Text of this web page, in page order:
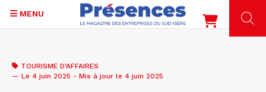
contenu
MENU
TOURISME D’AFFAIRES
— Le 4 juin 2025 - Mis à jour le 4 juin 2025